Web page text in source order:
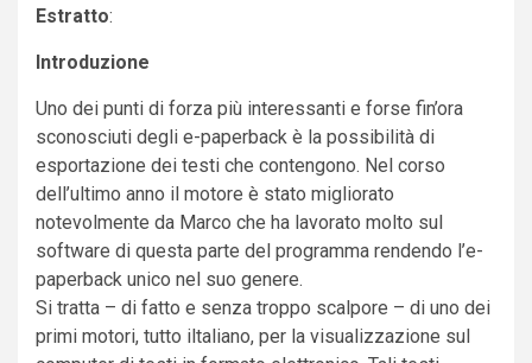
Estratto:
Introduzione
Uno dei punti di forza più interessanti e forse fin’ora
sconosciuti degli e-paperback è la possibilità di
esportazione dei testi che contengono. Nel corso
dell’ultimo anno il motore è stato migliorato
notevolmente da Marco che ha lavorato molto sul
software di questa parte del programma rendendo l’e-
paperback unico nel suo genere.
Si tratta – di fatto e senza troppo scalpore – di uno dei
primi motori, tutto iltaliano, per la visualizzazione sul